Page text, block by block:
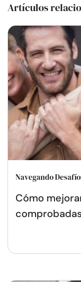
Artículos
Navegando
Cómo